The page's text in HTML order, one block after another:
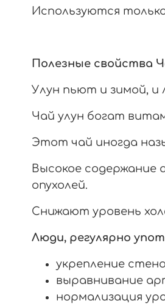
Используются
Полезные свойства
Улун пьют и зимой, и
Чай улун богат
Этот чай иногда
Высокое
опухолей.
Снижают уровень
Люди, регулярно
укрепление
выравнивание
нормализация